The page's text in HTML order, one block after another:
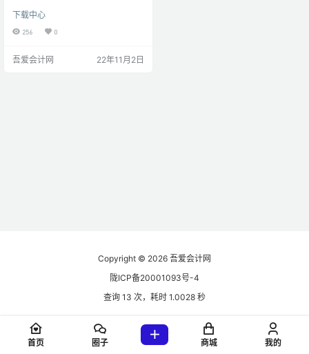
下载中心
256 0
吾爱会计网 22年11月2日
Copyright © 2026 吾爱会计网
陇ICP备20001093号-4
查询 13 次，耗时 1.0028 秒
首页 圈子 商城 我的